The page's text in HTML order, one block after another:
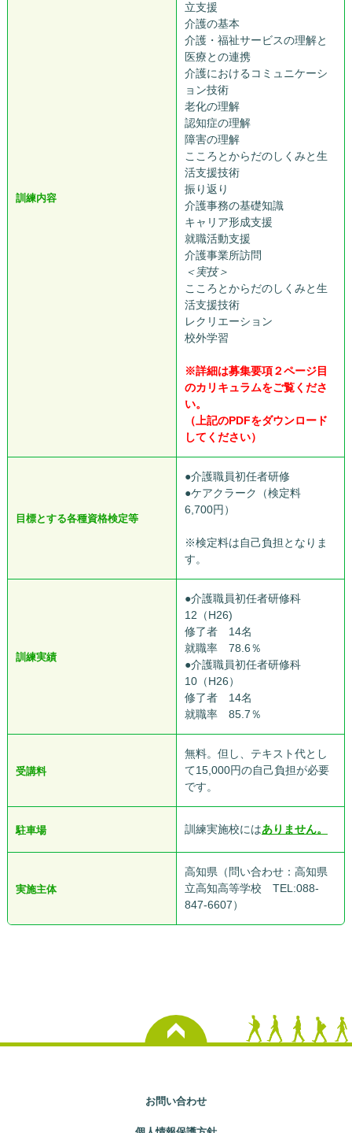
訓練内容
立支援
介護の基本
介護・福祉サービスの理解と
医療との連携
介護におけるコミュニケーシ
ョン技術
老化の理解
認知症の理解
障害の理解
こころとからだのしくみと生
活支援技術
振り返り
介護事務の基礎知識
キャリア形成支援
就職活動支援
介護事業所訪問
＜実技＞
こころとからだのしくみと生
活支援技術
レクリエーション
校外学習
※詳細は募集要項２ページ目
のカリキュラムをご覧くださ
い。
（上記のPDFをダウンロード
してください）
目標とする各種資格検定等
●介護職員初任者研修
●ケアクラーク（検定料
6,700円）
※検定料は自己負担となりま
す。
訓練実績
●介護職員初任者研修科
12（H26)
修了者 14名
就職率 78.6％
●介護職員初任者研修科
10（H26）
修了者 14名
就職率 85.7％
受講料
無料。但し、テキスト代とし
て15,000円の自己負担が必要
です。
駐車場 訓練実施校にはありません。
実施主体
高知県（問い合わせ：高知県
立高知高等学校 TEL:088-
847-6607）
お問い合わせ